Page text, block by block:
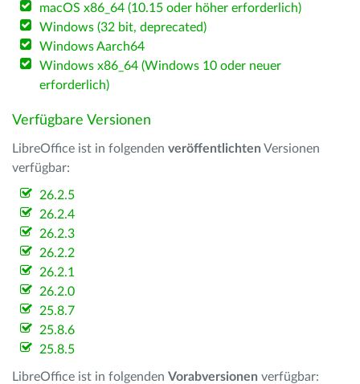
macOS x86_64 (10.15 oder höher erforderlich)
Windows (32 bit, deprecated)
Windows Aarch64
Windows x86_64 (Windows 10 oder neuer
erforderlich)
Verfügbare Versionen
LibreOffice ist in folgenden veröffentlichten Versionen
verfügbar:
26.2.5
26.2.4
26.2.3
26.2.2
26.2.1
26.2.0
25.8.7
25.8.6
25.8.5
LibreOffice ist in folgenden Vorabversionen verfügbar: